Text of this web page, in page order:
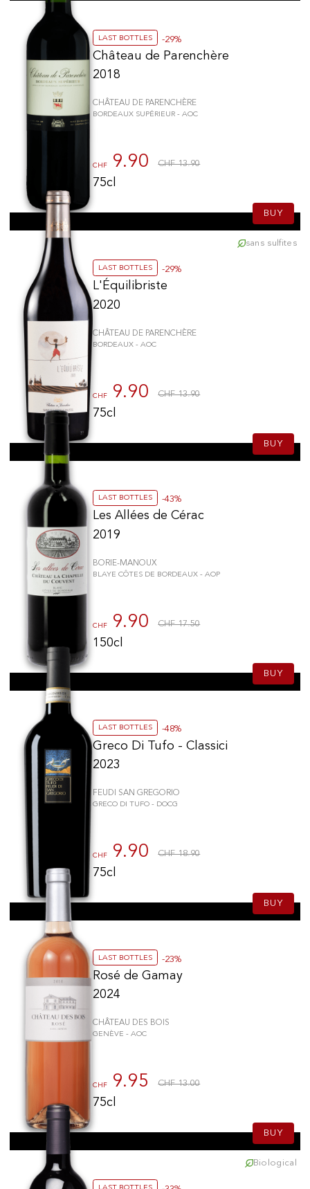
LAST BOTTLES -29%
Château de Parenchère
2018
CHÂTEAU DE PARENCHÈRE
BORDEAUX SUPÉRIEUR - AOC
CHF 9.90 CHF 13.90
75cl
BUY
LAST BOTTLES -29%
L'Équilibriste
2020
CHÂTEAU DE PARENCHÈRE
BORDEAUX - AOC
CHF 9.90 CHF 13.90
75cl
BUY
sans sulfites
LAST BOTTLES -43%
Les Allées de Cérac
2019
BORIE-MANOUX
BLAYE CÔTES DE BORDEAUX - AOP
CHF 9.90 CHF 17.50
150cl
BUY
LAST BOTTLES -48%
Greco Di Tufo - Classici
2023
FEUDI SAN GREGORIO
GRECO DI TUFO - DOCG
CHF 9.90 CHF 18.90
75cl
BUY
LAST BOTTLES -23%
Rosé de Gamay
2024
CHÂTEAU DES BOIS
GENÈVE - AOC
CHF 9.95 CHF 13.00
75cl
BUY
Biological